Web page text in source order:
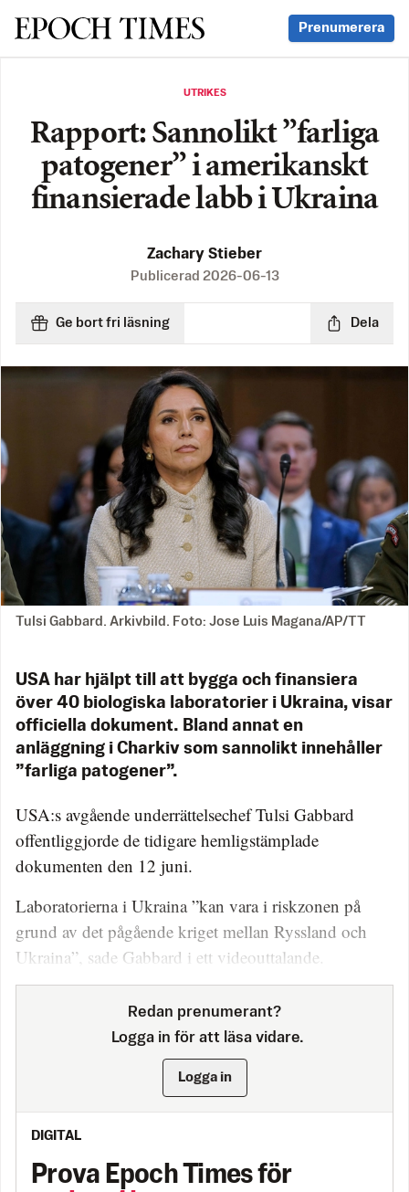
Svenska Epoch Times Prenumerera
UTRIKES
Rapport: Sannolikt ”farliga
patogener” i amerikanskt
finansierade labb i Ukraina
Zachary Stieber
Publicerad 2026-06-13
Ge bort fri läsning Dela
Tulsi Gabbard. Arkivbild. Foto: Jose Luis Magana/AP/TT
USA har hjälpt till att bygga och finansiera
över 40 biologiska laboratorier i Ukraina, visar
officiella dokument. Bland annat en
anläggning i Charkiv som sannolikt innehåller
”farliga patogener”.
USA:s avgående underrättelsechef Tulsi Gabbard
offentliggjorde de tidigare hemligstämplade
dokumenten den 12 juni.
Laboratorierna i Ukraina ”kan vara i riskzonen på
grund av det pågående kriget mellan Ryssland och
Ukraina”, sade Gabbard i ett videouttalande.
Redan prenumerant?
Logga in för att läsa vidare.
Logga in
DIGITAL
Prova Epoch Times för